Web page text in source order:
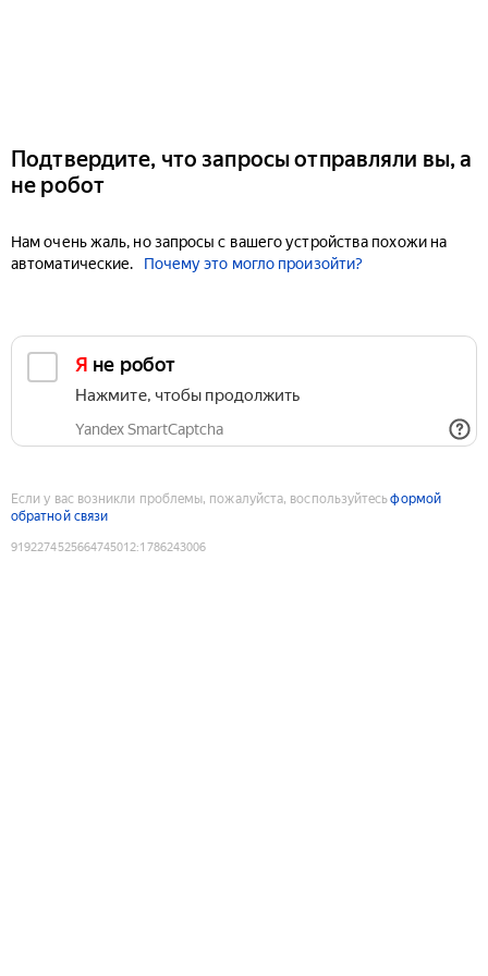
Подтвердите, что запросы отправляли вы, а
не робот
Нам очень жаль, но запросы с вашего устройства похожи на
автоматические.
Почему это могло произойти?
Я не робот
Нажмите, чтобы продолжить
Yandex SmartCaptcha
Если у вас возникли проблемы, пожалуйста, воспользуйтесьформой
обратной связи
9192274525664745012:1786243006